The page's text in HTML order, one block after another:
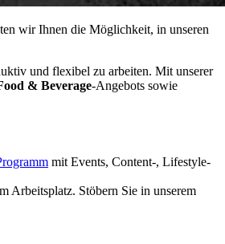
wir Ihnen die Möglichkeit, in unseren
und flexibel zu arbeiten. Mit unserer
& Beverage-Angebots sowie
mit Events, Content-, Lifestyle-
Arbeitsplatz. Stöbern Sie in unserem